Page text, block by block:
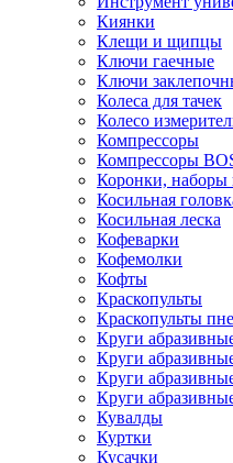
Киянки
Клещи и щипцы
Ключи гаечные
Ключи
Колеса для тачек
Колесо
Компрессоры
Компрессоры
Коронки, наборы
Косильная
Косильная леска
Кофеварки
Кофемолки
Кофты
Краскопульты
Краскопульты
Круги
Круги
Круги
Круги
Кувалды
Куртки
Кусачки